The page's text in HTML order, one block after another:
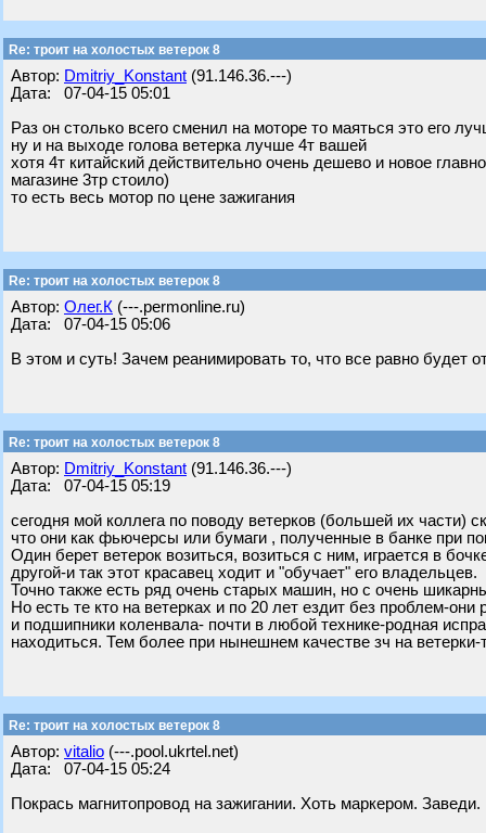
Re: троит на холостых ветерок 8
Автор: Dmitriy_Konstant (91.146.36.---)
Дата: 07-04-15 05:01
Раз он столько всего сменил на моторе то маяться это его
ну и на выходе голова ветерка лучше 4т вашей
хотя 4т китайский действительно очень дешево и новое
магазине 3тр стоило)
то есть весь мотор по цене зажигания
Re: троит на холостых ветерок 8
Автор: Олег.К (---.permonline.ru)
Дата: 07-04-15 05:06
В этом и суть! Зачем реанимировать то, что все равно будет
Re: троит на холостых ветерок 8
Автор: Dmitriy_Konstant (91.146.36.---)
Дата: 07-04-15 05:19
сегодня мой коллега по поводу ветерков (большей их части)
что они как фьючерсы или бумаги , полученные в банке при
Один берет ветерок возиться, возиться с ним, играется в
другой-и так этот красавец ходит и "обучает" его владельцев.
Точно также есть ряд очень старых машин, но с очень
Но есть те кто на ветерках и по 20 лет ездит без проблем-
и подшипники коленвала- почти в любой технике-родная
находиться. Тем более при нынешнем качестве зч на
Re: троит на холостых ветерок 8
Автор: vitalio (---.pool.ukrtel.net)
Дата: 07-04-15 05:24
Покрась магнитопровод на зажигании. Хоть маркером.